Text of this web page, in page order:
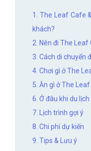
1. The Leaf Cafe
khách?
2. Nên đi The Leaf
3. Cách di chuyển
4. Chơi gì ở The
5. Ăn gì ở The
6. Ở đâu khi du
7. Lịch trình gợi ý
8. Chi phí dự kiến
9. Tips & Lưu ý